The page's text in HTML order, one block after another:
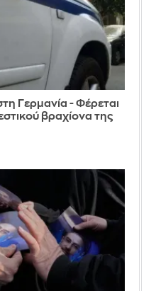
Γερμανία - Φέρεται
βραχίονα της